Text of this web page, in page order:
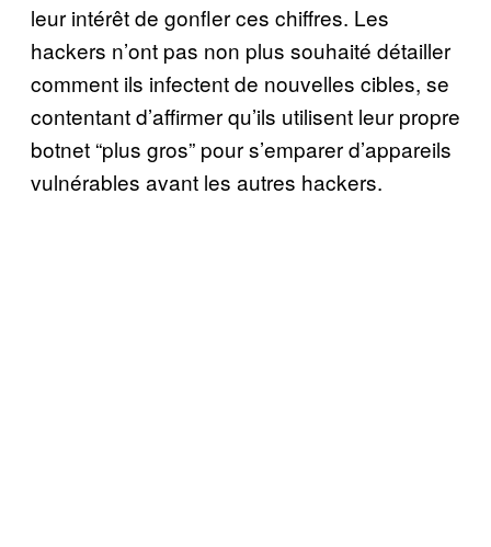
leur intérêt de gonfler ces chiffres. Les
hackers n’ont pas non plus souhaité détailler
comment ils infectent de nouvelles cibles, se
contentant d’affirmer qu’ils utilisent leur propre
botnet “plus gros” pour s’emparer d’appareils
vulnérables avant les autres hackers.